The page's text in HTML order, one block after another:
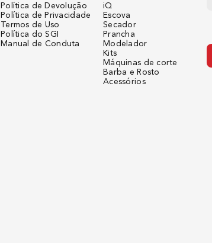
Política de Devolução
Política de Privacidade
Termos de Uso
Política do SGI
Manual de Conduta
iQ
Escova
Secador
Prancha
Modelador
Kits
Máquinas de corte
Barba e Rosto
Acessórios